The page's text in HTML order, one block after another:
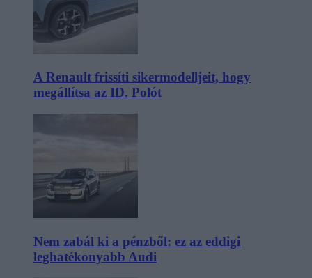
A Renault frissíti sikermodelljeit, hogy
megállítsa az ID. Polót
Nem zabál ki a pénzből: ez az eddigi
leghatékonyabb Audi